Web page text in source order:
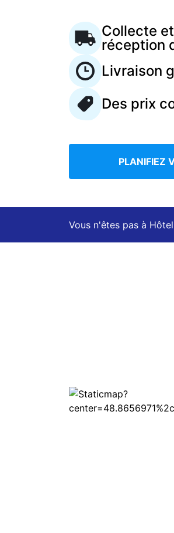
Collecte
réception
Livraison
Des prix
PLANIFIEZ
Vous n'êtes pas à